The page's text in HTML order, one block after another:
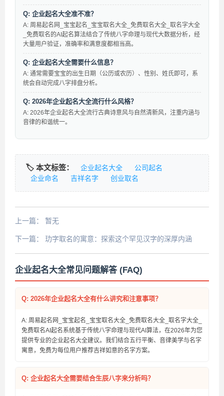
Q: 企业起名大全准不准？
A: 周易起名网_宝宝起名_宝宝取名大全_免费取名大全_取名字大全
_免费取名的AI起名算法结合了传统八字命理与现代大数据分析，经
大量用户验证，准确率和满意度都相当高。
Q: 企业起名大全需要什么信息？
A: 通常需要宝宝的出生日期（公历或农历）、性别、姓氏即可，系
统会自动完成八字排盘分析。
Q: 2026年企业起名大全流行什么风格？
A: 2026年企业起名大全流行古典诗意风与自然清新风，注重内涵与
音律的和谐统一。
🏷️ 本文标签： 企业起名大全
公司起名
企业命名
吉祥名字 创业取名
上一篇： 暂无
下一篇： 玏字取名的寓意：探索这个罕见汉字的深厚内涵
企业起名大全常见问题解答 (FAQ)
Q: 2026年企业起名大全有什么讲究和注意事项？
A: 周易起名网_宝宝起名_宝宝取名大全_免费取名大全_取名字大全_
免费取名AI起名系统基于传统八字命理与现代AI算法，在2026年为您
提供专业的企业起名大全建议。我们结合五行平衡、音律美学与名字
寓意，免费为每位用户推荐吉祥如意的名字方案。
Q: 企业起名大全需要结合生辰八字来分析吗？